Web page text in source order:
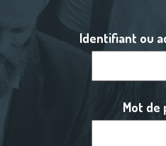
Identifiant ou
Mot de